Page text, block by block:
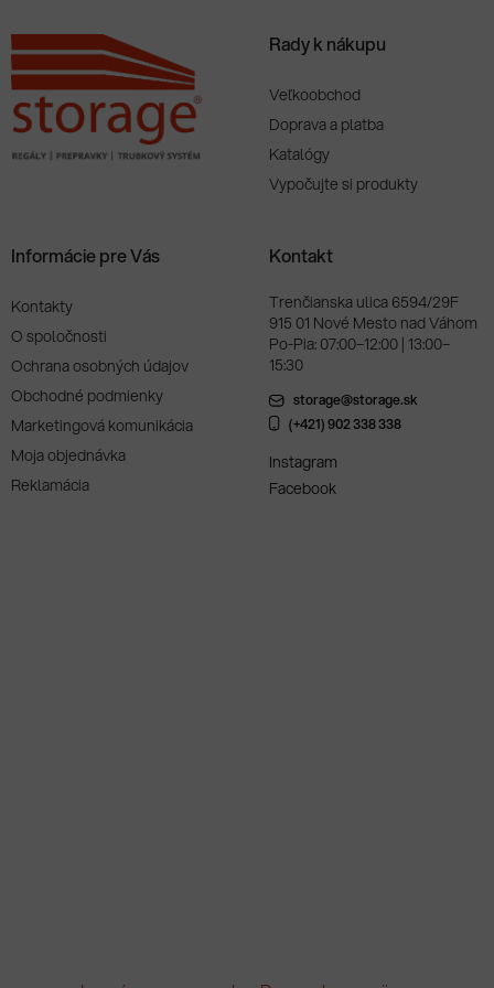
Rady k nákupu
Veľkoobchod
Doprava a platba
Katalógy
Vypočujte si produkty
Informácie pre Vás
Kontakty
O spoločnosti
Ochrana osobných údajov
Obchodné podmienky
Marketingová komunikácia
Moja objednávka
Reklamácia
Kontakt
Trenčianska ulica 6594/29F
915 01 Nové Mesto nad Váhom
Po-Pia: 07:00–12:00 | 13:00–
15:30
storage@storage.sk
(+421) 902 338 338
Instagram
Facebook